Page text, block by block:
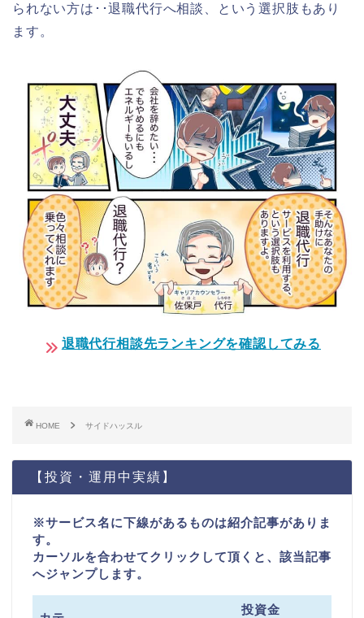
られない方は･･退職代行へ相談、という選択肢もあり
ます。
退職代行相談先ランキングを確認してみる
HOME サイドハッスル
【投資・運用中実績】
※サービス名に下線があるものは紹介記事がありま
す。
カーソルを合わせてクリックして頂くと、該当記事
へジャンプします。
投資金